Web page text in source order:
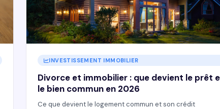
INVESTISSEMENT IMMOBILIER
Divorce et immobilier : que devient le prêt
le bien commun en 2026
Ce que devient le logement commun et son crédit